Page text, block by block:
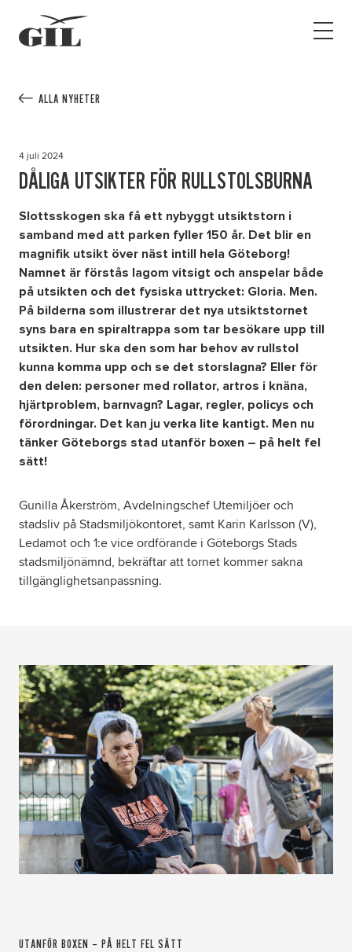
Open
Ha assistans
Jobb
Min sida
Kontakt
Kampanjer
Om oss
Nyheter
FAQ
Tillgänglighetsredogörelse
ALLA NYHETER
4 juli 2024
DÅLIGA UTSIKTER FÖR RULLSTOLSBURNA
Slottsskogen ska få ett nybyggt utsiktstorn i
samband med att parken fyller 150 år. Det blir en
magnifik utsikt över näst intill hela Göteborg!
Namnet är förstås lagom vitsigt och anspelar både
på utsikten och det fysiska uttrycket: Gloria. Men.
På bilderna som illustrerar det nya utsiktstornet
syns bara en spiraltrappa som tar besökare upp till
utsikten. Hur ska den som har behov av rullstol
kunna komma upp och se det storslagna? Eller för
den delen: personer med rollator, artros i knäna,
hjärtproblem, barnvagn? Lagar, regler, policys och
förordningar. Det kan ju verka lite kantigt. Men nu
tänker Göteborgs stad utanför boxen – på helt fel
sätt!
Gunilla Åkerström, Avdelningschef Utemiljöer och
stadsliv på Stadsmiljökontoret, samt Karin Karlsson (V),
Ledamot och 1:e vice ordförande i Göteborgs Stads
stadsmiljönämnd, bekräftar att tornet kommer sakna
tillgänglighetsanpassning.
UTANFÖR BOXEN – PÅ HELT FEL SÄTT